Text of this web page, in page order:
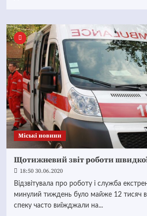
Mіські новини
Щотижневий звіт роботи
18:50 30.06.2020
Відзвітувала про роботу і служба
минулий тиждень було майже 12 тисяч
спеку часто виїжджали на...